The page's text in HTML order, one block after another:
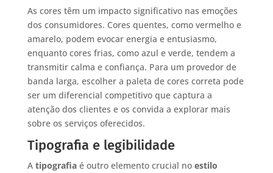
As cores têm um impacto significativo nas emoções
dos consumidores. Cores quentes, como vermelho e
amarelo, podem evocar energia e entusiasmo,
enquanto cores frias, como azul e verde, tendem a
transmitir calma e confiança. Para um provedor de
banda larga, escolher a paleta de cores correta pode
ser um diferencial competitivo que captura a
atenção dos clientes e os convida a explorar mais
sobre os serviços oferecidos.
Tipografia e legibilidade
A tipografiaé outro elemento crucial no estilo